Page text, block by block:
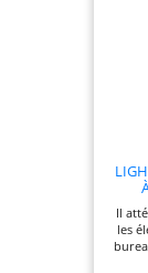
Il
les